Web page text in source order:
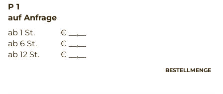
P 1
auf Anfrage
ab 1 St.
€ __,__
ab 6 St.
€ __,__
ab 12 St.
€ __,__
BESTELLMENGE